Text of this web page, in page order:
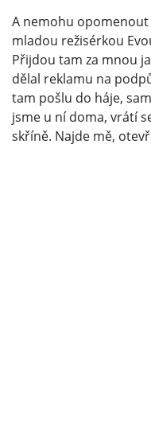
A nemohu
mladou režisérkou
Přijdou tam za mnou
dělal reklamu na
tam pošlu do háje,
jsme u ní doma, vrátí
skříně. Najde mě,